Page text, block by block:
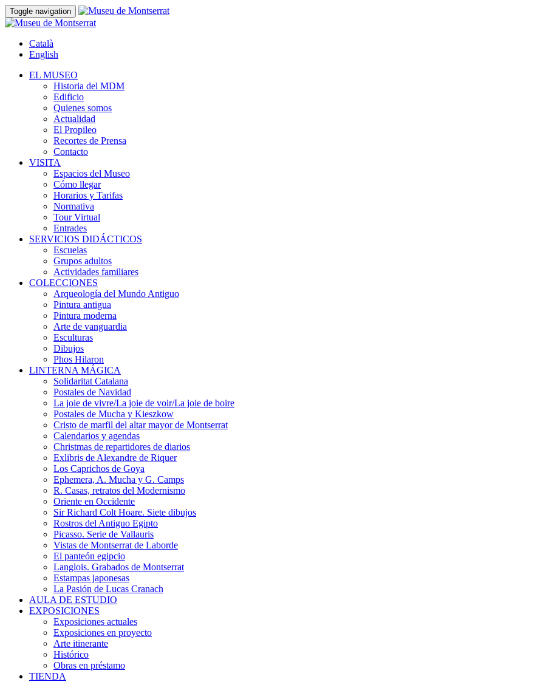
Toggle navigation
Català
English
EL MUSEO
Historia del MDM
Edificio
Quienes somos
Actualidad
El Propileo
Recortes de Prensa
Contacto
VISITA
Espacios del Museo
Cómo llegar
Horarios y Tarifas
Normativa
Tour Virtual
Entrades
SERVICIOS DIDÁCTICOS
Escuelas
Grupos adultos
Actividades familiares
COLECCIONES
Arqueología del Mundo Antiguo
Pintura antigua
Pintura moderna
Arte de vanguardia
Esculturas
Dibujos
Phos Hilaron
LINTERNA MÁGICA
Solidaritat Catalana
Postales de Navidad
La joie de vivre/La joie de voir/La joie de boire
Postales de Mucha y Kieszkow
Cristo de marfil del altar mayor de Montserrat
Calendarios y agendas
Christmas de repartidores de diarios
Exlibris de Alexandre de Riquer
Los Caprichos de Goya
Ephemera, A. Mucha y G. Camps
R. Casas, retratos del Modernismo
Oriente en Occidente
Sir Richard Colt Hoare. Siete dibujos
Rostros del Antiguo Egipto
Picasso. Serie de Vallauris
Vistas de Montserrat de Laborde
El panteón egipcio
Langlois. Grabados de Montserrat
Estampas japonesas
La Pasión de Lucas Cranach
AULA DE ESTUDIO
EXPOSICIONES
Exposiciones actuales
Exposiciones en proyecto
Arte itinerante
Histórico
Obras en préstamo
TIENDA